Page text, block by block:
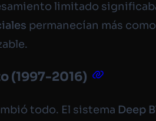
limitado
permanecían más
(1997-2016)
todo. El sistema Deep